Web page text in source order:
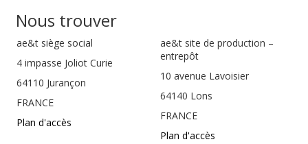
Nous trouver
ae&t siège social
4 impasse Joliot Curie
64110 Jurançon
FRANCE
Plan d'accès
ae&t site de production –
entrepôt
10 avenue Lavoisier
64140 Lons
FRANCE
Plan d'accès